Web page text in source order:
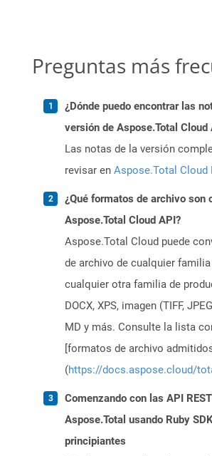
Preguntas más
¿Dónde puedo encontrar las
versión de Aspose.Total Cloud
Las notas de la versión
revisar en Aspose.Total Cloud
¿Qué formatos de archivo son
Aspose.Total Cloud API?
Aspose.Total Cloud puede
de archivo de cualquier
cualquier otra familia de
DOCX, XPS, imagen (TIFF,
MD y más. Consulte la lista
[formatos de archivo
(https://docs.aspose.cloud/
Comenzando con las API
Aspose.Total usando Ruby
principiantes